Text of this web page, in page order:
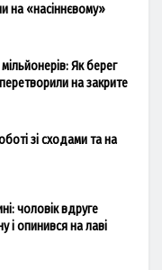
на «насіннєвому»
Як берег
на закрите
зі сходами та на
чоловік вдруге
опинився на лаві